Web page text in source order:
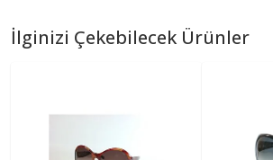
İlginizi Çekebilecek Ürünler